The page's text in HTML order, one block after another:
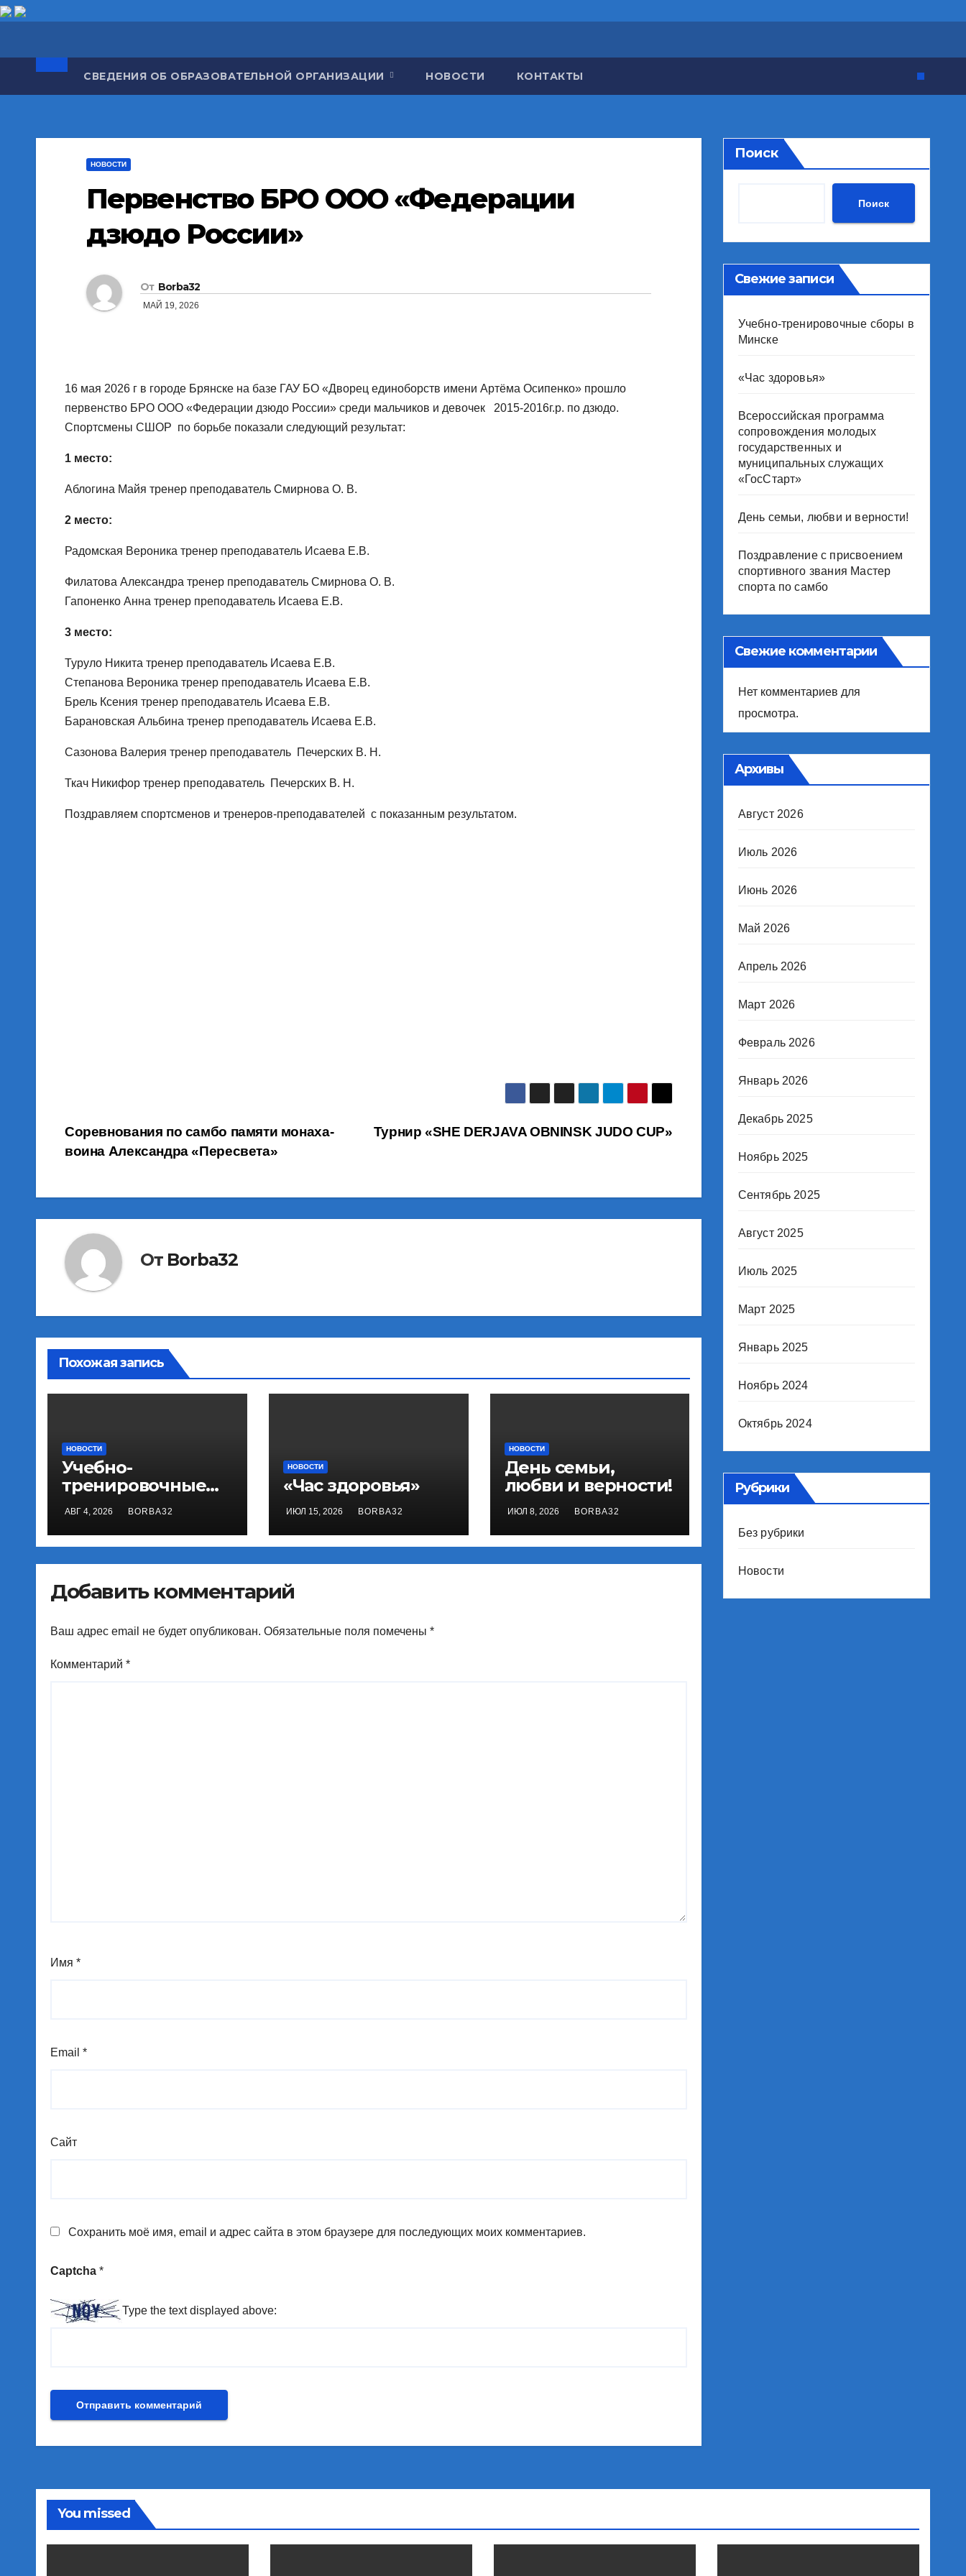
содержимому
СВЕДЕНИЯ ОБ ОБРАЗОВАТЕЛЬНОЙ ОРГАНИЗАЦИИ НОВОСТИ КОНТАКТЫ
НОВОСТИ
Первенство БРО ООО «Федерации
дзюдо России»
От Borba32
МАЙ 19, 2026
16 мая 2026 г в городе Брянске на базе ГАУ БО «Дворец единоборств имени Артёма Осипенко» прошло
первенство БРО ООО «Федерации дзюдо России» среди мальчиков и девочек 2015-2016г.р. по дзюдо.
Спортсмены СШОР по борьбе показали следующий результат:
1 место:
Аблогина Майя тренер преподаватель Смирнова О. В.
2 место:
Радомская Вероника тренер преподаватель Исаева Е.В.
Филатова Александра тренер преподаватель Смирнова О. В.
Гапоненко Анна тренер преподаватель Исаева Е.В.
3 место:
Туруло Никита тренер преподаватель Исаева Е.В.
Степанова Вероника тренер преподаватель Исаева Е.В.
Брель Ксения тренер преподаватель Исаева Е.В.
Барановская Альбина тренер преподаватель Исаева Е.В.
Сазонова Валерия тренер преподаватель Печерских В. Н.
Ткач Никифор тренер преподаватель Печерских В. Н.
Поздравляем спортсменов и тренеров-преподавателей с показанным результатом.
Навигация
записям
Турнир «SHE DERJAVA OBNINSK JUDO CUP»
Соревнования по самбо памяти монаха-
воина Александра «Пересвета»
От Borba32
Похожая запись
НОВОСТИ
Учебно-
тренировочные
сборы в Минске
АВГ 4, 2026 BORBA32
НОВОСТИ
«Час здоровья»
ИЮЛ 15, 2026 BORBA32
НОВОСТИ
День семьи,
любви и верности!
ИЮЛ 8, 2026 BORBA32
Добавить комментарий
Ваш адрес email не будет опубликован. Обязательные поля помечены *
Комментарий *
Имя *
Email *
Сайт
Сохранить моё имя, email и адрес сайта в этом браузере для последующих моих комментариев.
Captcha *
Type the text displayed above:
Поиск
Поиск
Свежие записи
Учебно-тренировочные сборы в
Минске
«Час здоровья»
Всероссийская программа
сопровождения молодых
государственных и
муниципальных служащих
«ГосСтарт»
День семьи, любви и верности!
Поздравление с присвоением
спортивного звания Мастер
спорта по самбо
Свежие комментарии
Нет комментариев для
просмотра.
Архивы
Август 2026
Июль 2026
Июнь 2026
Май 2026
Апрель 2026
Март 2026
Февраль 2026
Январь 2026
Декабрь 2025
Ноябрь 2025
Сентябрь 2025
Август 2025
Июль 2025
Март 2025
Январь 2025
Ноябрь 2024
Октябрь 2024
Рубрики
Без рубрики
Новости
You missed